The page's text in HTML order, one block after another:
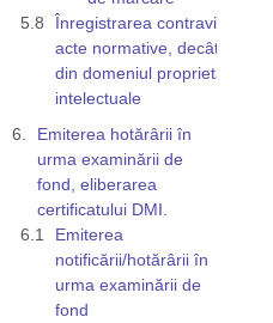
Înregistrarea contravine altor
acte normative, decât cele
din domeniul proprietății
intelectuale
Emiterea hotărârii în
urma examinării de
fond, eliberarea
certificatului DMI.
Emiterea
notificării/hotărârii în
urma examinării de
fond